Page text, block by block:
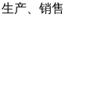
产、销售